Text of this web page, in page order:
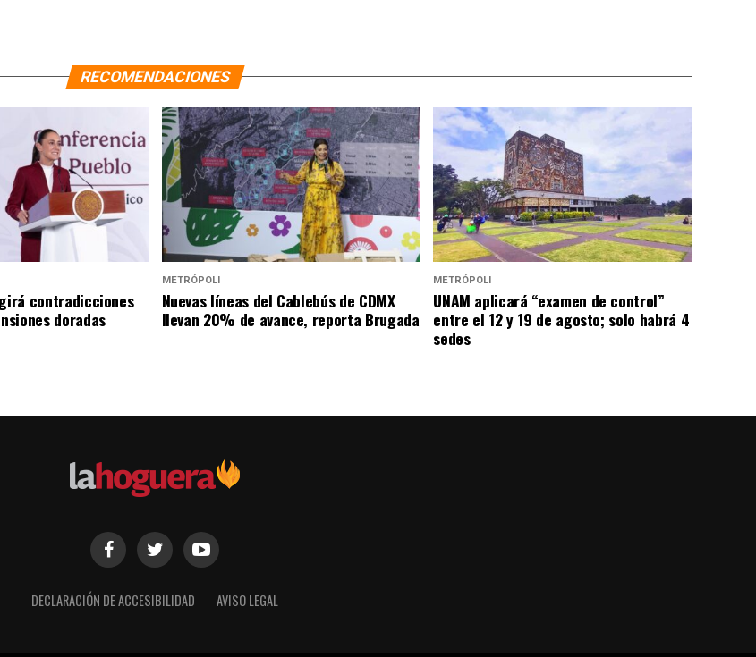
RECOMENDACIONES
contradicciones
doradas
METRÓPOLI
Nuevas líneas del Cablebús de CDMX
llevan 20% de avance, reporta Brugada
METRÓPOLI
UNAM aplicará “examen de control”
entre el 12 y 19 de agosto; solo habrá 4
sedes
DECLARACIÓN DE ACCESIBILIDAD AVISO LEGAL